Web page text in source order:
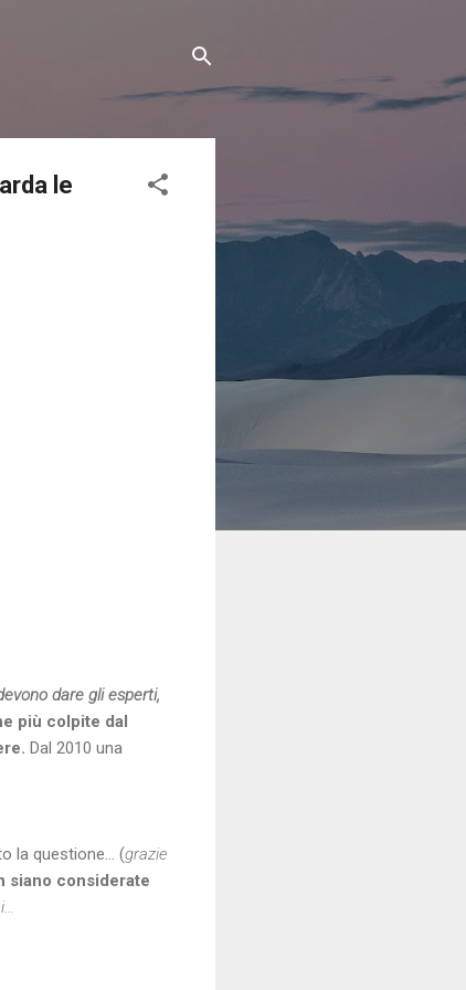
le
dare gli esperti,
più colpite dal
Dal 2010 una
la questione... (grazie
siano considerate